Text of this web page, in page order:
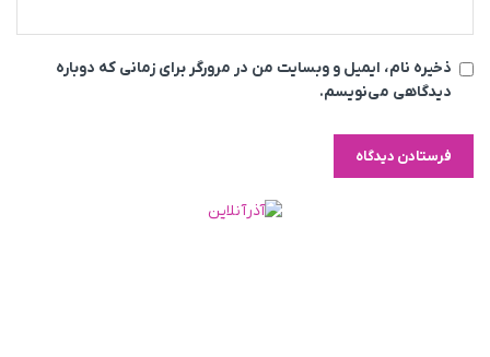
ذخیره نام، ایمیل و وبسایت من در مرورگر برای زمانی که دوباره
دیدگاهی می‌نویسم.